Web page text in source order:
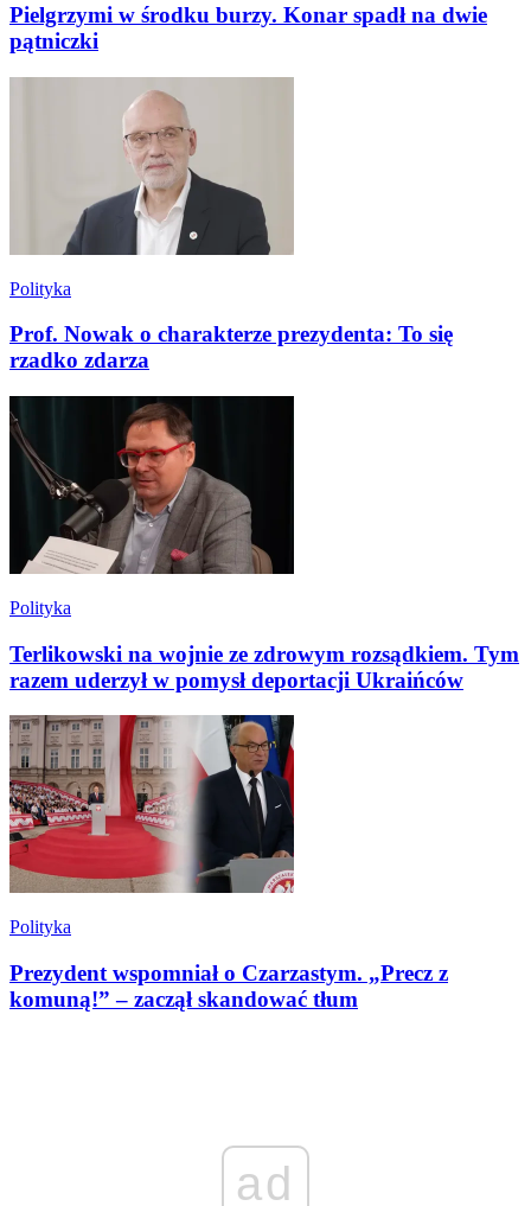
Pielgrzymi w środku burzy. Konar spadł na dwie
pątniczki
Polityka
Prof. Nowak o charakterze prezydenta: To się
rzadko zdarza
Polityka
Terlikowski na wojnie ze zdrowym rozsądkiem. Tym
razem uderzył w pomysł deportacji Ukraińców
Polityka
Prezydent wspomniał o Czarzastym. „Precz z
komuną!” – zaczął skandować tłum
ad